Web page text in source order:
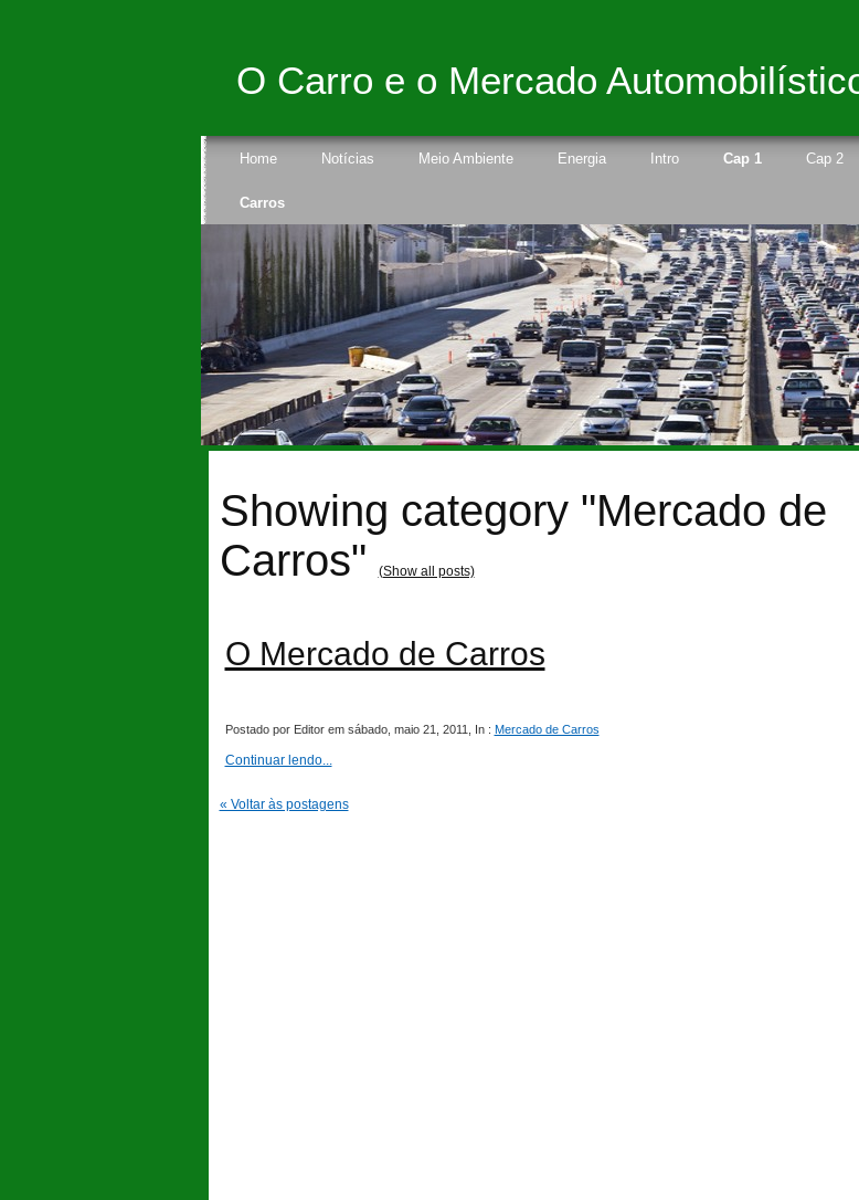
O Carro e o Mercado
Home Notícias Meio Ambiente Energia Intro Cap 1 Cap 2
Carros
Showing category "Mercado de
Carros"
(Show all posts)
O Mercado de Carros
Postado por Editor em sábado, maio 21, 2011, In : Mercado de Carros
Continuar lendo...
« Voltar às postagens